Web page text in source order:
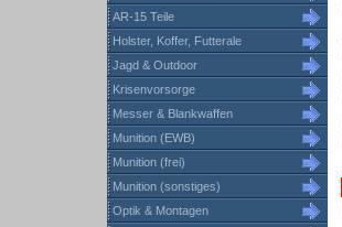
AR-15 Teile
Holster, Koffer, Futterale
Jagd & Outdoor
Krisenvorsorge
Messer & Blankwaffen
Munition (EWB)
Munition (frei)
Munition (sonstiges)
Optik & Montagen